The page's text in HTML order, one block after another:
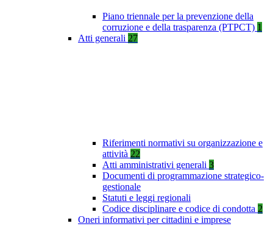
Piano triennale per la prevenzione della
corruzione e della trasparenza (PTPCT) 1
Atti generali 27
Riferimenti normativi su organizzazione e
attività 22
Atti amministrativi generali 3
Documenti di programmazione strategico-
gestionale
Statuti e leggi regionali
Codice disciplinare e codice di condotta 2
Oneri informativi per cittadini e imprese